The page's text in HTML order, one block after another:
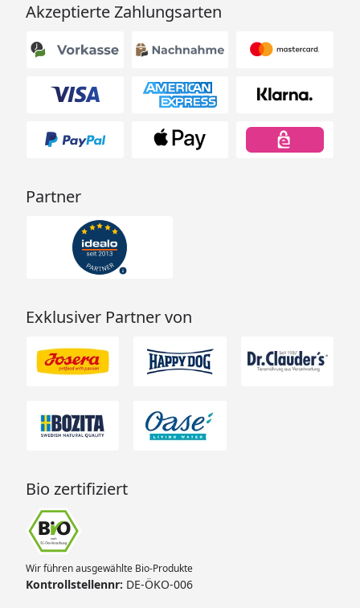
Akzeptierte Zahlungsarten
Partner
Exklusiver Partner von
Bio zertifiziert
Wir führen ausgewählte Bio-Produkte
Kontrollstellennr: DE-ÖKO-006